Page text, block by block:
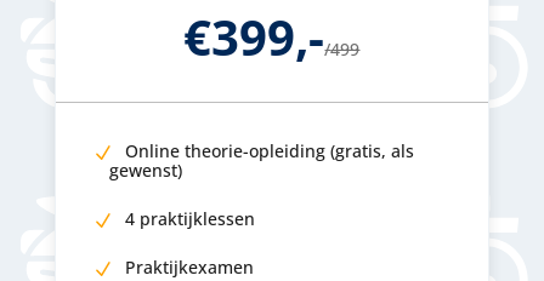
€399,-/499
Online theorie-opleiding (gratis, als
gewenst)
4 praktijklessen
Praktijkexamen